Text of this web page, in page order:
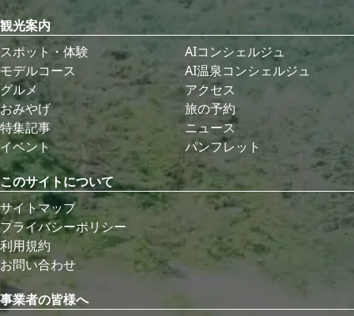
観光案内
スポット・体験
モデルコース
グルメ
おみやげ
特集記事
イベント
AIコンシェルジュ
AI温泉コンシェルジュ
アクセス
旅の予約
ニュース
パンフレット
このサイトについて
サイトマップ
プライバシーポリシー
利用規約
お問い合わせ
事業者の皆様へ